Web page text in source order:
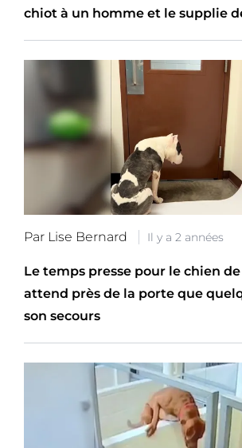
chiot à un homme et le supplie
Par Lise Bernard Il y a 2 années
Le temps presse pour le chien
attend près de la porte que
son secours